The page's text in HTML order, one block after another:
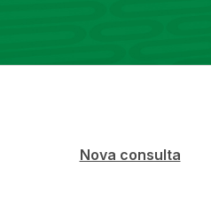
Nova consulta